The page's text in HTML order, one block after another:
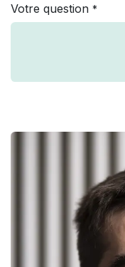
Votre question *